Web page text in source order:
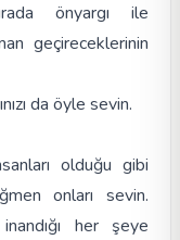
önyargı ile
geçireceklerinin
da öyle sevin.
olduğu gibi
onları sevin.
her şeye